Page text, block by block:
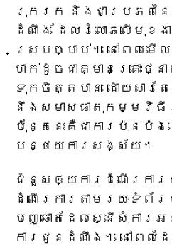
រុករក និងជាប្រភពនៃ
ដំណឹង ដែលរំលោភលើមុខ
ស្របច្បាប់។ នៅពេលមើ
ហាក់ដូចជាគ្មានគ្រោះថ្
ទុកចិត្តបាន ដោយសារត
នឹងសមាសធាតុកម្មវិ
ប៉ុន្តែនេះគឺជាការប៉ុនប៉ង
បន្ថយការសង្ស័យ។
ជំនួស​ឲ្យ​ការ​ដំណើរការ​
ដំណើរការ​តាមរយៈ​ទំព័រ​
បញ្ឆោត​ដែល​ស្នើសុំ​ការ​
ការ​ជូន​ដំណឹង។ នៅ​ពេល​ដ